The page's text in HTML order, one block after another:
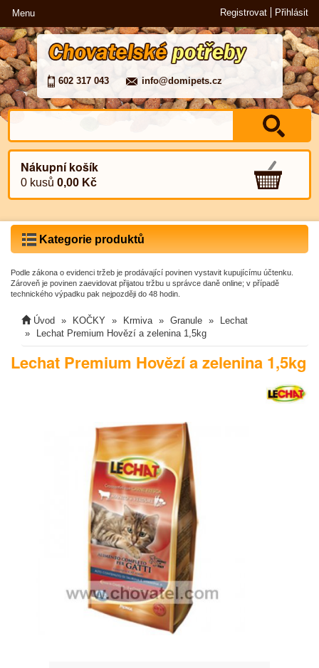
Menu Registrovat Přihlásit
602 317 043 info@domipets.cz
Nákupní košík
0 kusů0,00 Kč
Kategorie produktů
Podle zákona o evidenci tržeb je prodávající povinen vystavit kupujícímu účtenku.
Zároveň je povinen zaevidovat přijatou tržbu u správce daně online; v případě
technického výpadku pak nejpozději do 48 hodin.
Úvod KOČKY Krmiva Granule
Lechat
Lechat Premium Hovězí a zelenina 1,5kg
Lechat Premium Hovězí a zelenina 1,5kg